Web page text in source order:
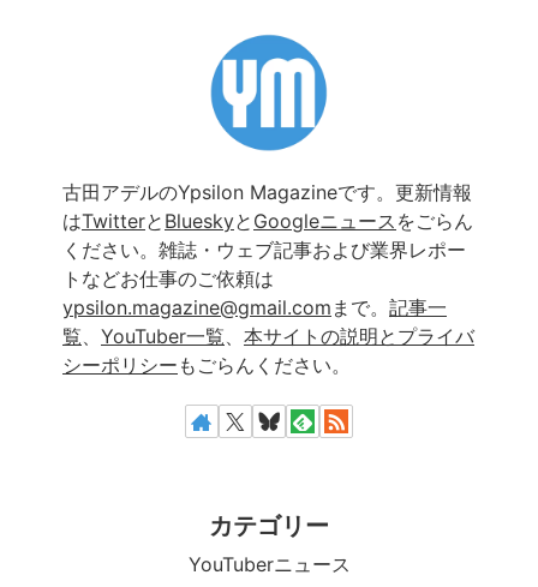
古田アデルのYpsilon Magazineです。更新情報
はTwitterと Blueskyと Googleニュース をごらん
ください。雑誌・ウェブ記事および業界レポー
トなどお仕事のご依頼は
ypsilon.magazine@gmail.com まで。 記事一
覧、 YouTuber一覧、 本サイトの説明とプライバ
シーポリシー もごらんください。
カテゴリー
YouTuberニュース